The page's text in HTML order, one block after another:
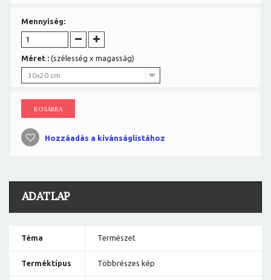
Mennyiség:
Méret : (szélesség x magasság)
30x20 cm
KOSÁRBA
Hozzáadás a kívánságlistához
ADATLAP
Téma Természet
Terméktípus Többrészes kép